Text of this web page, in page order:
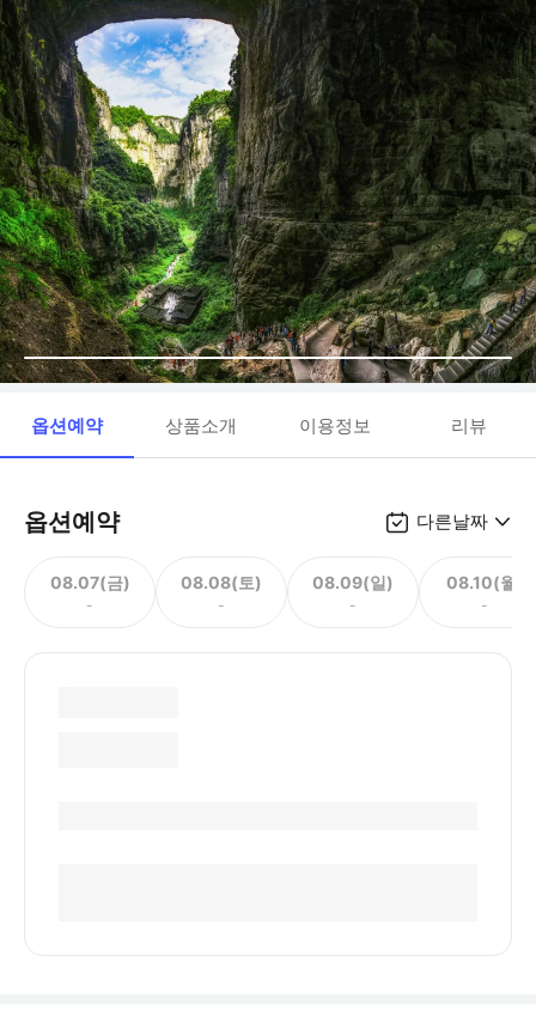
옵션예약 상품소개 이용정보 리뷰
옵션예약 다른날짜
08.07(금)
-
08.08(토)
-
08.09(일)
-
08.10(월)
-